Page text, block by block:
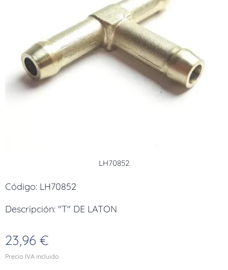
LH70852
Código: LH70852
Descripción: "T" DE LATON
23,96 €
Precio IVA incluido